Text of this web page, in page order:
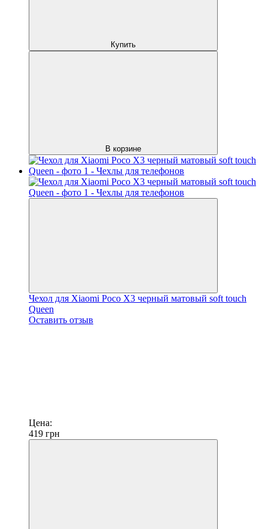
Купить
В корзине
Чехол для Xiaomi Poco X3 черный матовый soft touch
Queen
Оставить отзыв
Цена:
419 грн